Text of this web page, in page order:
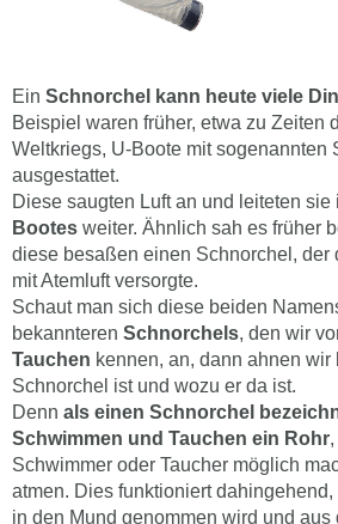
Ein Schnorchel kann heute viele
Beispiel waren früher, etwa zu Zeiten
Weltkriegs, U-Boote mit sogenannten
ausgestattet.
Diese saugten Luft an und leiteten sie
Bootes weiter. Ähnlich sah es früher
diese besaßen einen Schnorchel, der
mit Atemluft versorgte.
Schaut man sich diese beiden
bekannteren Schnorchels, den wir
Tauchen kennen, an, dann ahnen wir
Schnorchel ist und wozu er da ist.
Denn als einen Schnorchel
Schwimmen und Tauchen ein Rohr
Schwimmer oder Taucher möglich
atmen. Dies funktioniert dahingehend,
in den Mund genommen wird und aus